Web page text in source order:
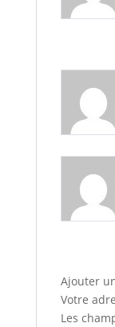
Ajouter
Votre
Les